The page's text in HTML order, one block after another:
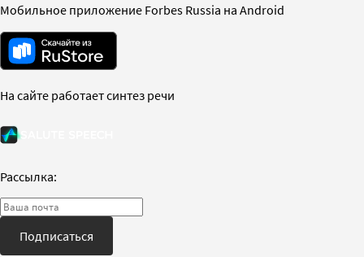
Мобильное приложение Forbes Russia на Android
На сайте работает синтез речи
Рассылка:
Подписаться